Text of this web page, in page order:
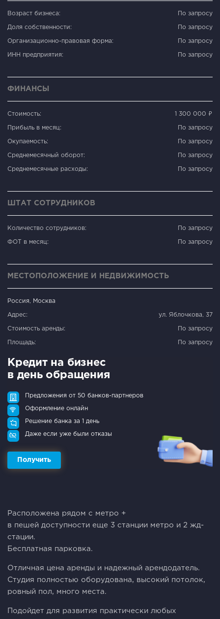
Возраст бизнеса: По запросу
Доля собственности: По запросу
Организационно-правовая форма: По запросу
ИНН предприятия: По запросу
ФИНАНСЫ
Стоимость: 1 300 000 ₽
Прибыль в месяц: По запросу
Окупаемость: По запросу
Среднемесячный оборот: По запросу
Среднемесячные расходы: По запросу
ШТАТ СОТРУДНИКОВ
Количество сотрудников: По запросу
ФОТ в месяц: По запросу
МЕСТОПОЛОЖЕНИЕ И НЕДВИЖИМОСТЬ
Россия, Москва
Адрес: ул. Яблочкова, 37
Стоимость аренды: По запросу
Площадь: По запросу
Кредит на бизнес
в день обращения
Предложения от 50 банков-партнеров
Оформление онлайн
Решение банка за 1 день
Даже если уже были отказы
Получить
Расположена рядом с метро +
в пешей доступности еще 3 станции метро и 2 жд-
стации.
Бесплатная парковка.
Отличная цена аренды и надежный арендодатель.
Студия полностью оборудована, высокий потолок,
ровный пол, много места.
Подойдет для развития практически любых